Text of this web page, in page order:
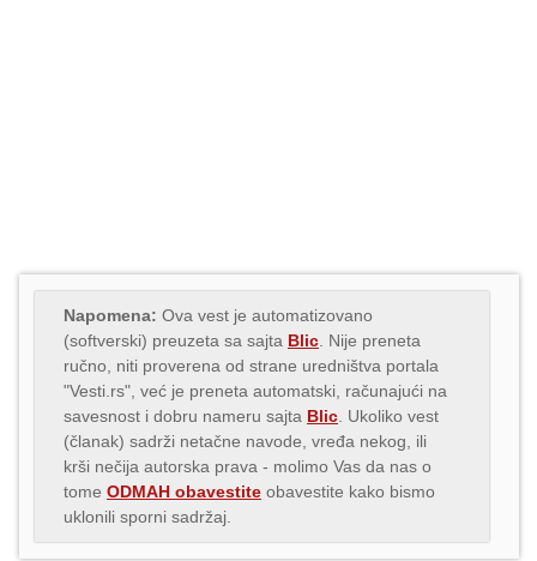
Napomena: Ova vest je automatizovano
(softverski) preuzeta sa sajta Blic . Nije preneta
ručno, niti proverena od strane uredništva portala
"Vesti.rs", već je preneta automatski, računajući na
savesnost i dobru nameru sajta Blic . Ukoliko vest
(članak) sadrži netačne navode, vređa nekog, ili
krši nečija autorska prava - molimo Vas da nas o
tome ODMAH obavestite obavestite kako bismo
uklonili sporni sadržaj.